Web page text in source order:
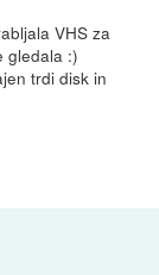
VHS za
gledala :)
trdi disk in